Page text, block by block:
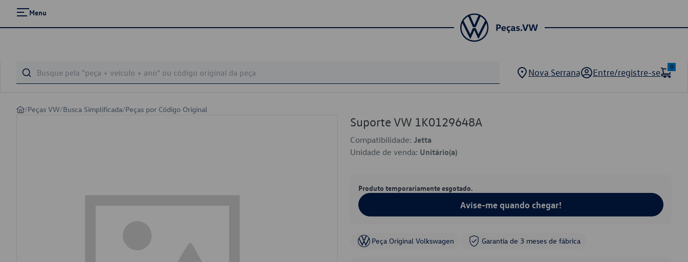
Menu
Nova Serrana Entre/registre-se
0
/Peças VW/Busca Simplificada/Peças por Código Original
Suporte VW 1K0129648A
Compatibilidade: Jetta
Unidade de venda: Unitário(a)
Produto temporariamente esgotado.
Avise-me quando chegar!
Peça Original Volkswagen Garantia de 3 meses de fábrica